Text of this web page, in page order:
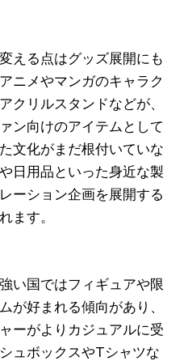
える点はグッズ展開にも
ニメやマンガのキャラク
クリルスタンドなどが、
ン向けのアイテムとして
文化がまだ根付いていな
日用品といった身近な製
ーション企画を展開する
ます。
い国ではフィギュアや限
が好まれる傾向があり、
ーがよりカジュアルに受
ュボックスやTシャツな